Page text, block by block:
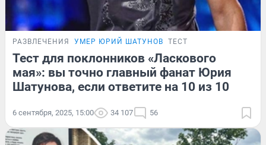
РАЗВЛЕЧЕНИЯ УМЕР ЮРИЙ ШАТУНОВ ТЕСТ
Тест для поклонников «Ласкового
мая»: вы точно главный фанат Юрия
Шатунова, если ответите на 10 из 10
6 сентября, 2025, 15:00 34 107 56